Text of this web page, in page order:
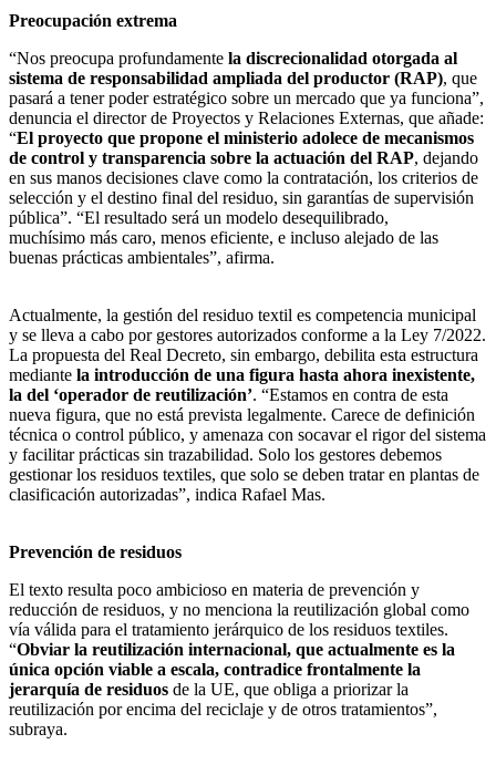
Preocupación extrema
“Nos preocupa profundamente la discrecionalidad otorgada al
sistema de responsabilidad ampliada del productor (RAP), que
pasará a tener poder estratégico sobre un mercado que ya funciona”,
denuncia el director de Proyectos y Relaciones Externas, que añade:
“El proyecto que propone el ministerio adolece de mecanismos
de control y transparencia sobre la actuación del RAP, dejando
en sus manos decisiones clave como la contratación, los criterios de
selección y el destino final del residuo, sin garantías de supervisión
pública”. “El resultado será un modelo desequilibrado,
muchísimo más caro, menos eficiente, e incluso alejado de las
buenas prácticas ambientales”, afirma.
Actualmente, la gestión del residuo textil es competencia municipal
y se lleva a cabo por gestores autorizados conforme a la Ley 7/2022.
La propuesta del Real Decreto, sin embargo, debilita esta estructura
mediante la introducción de una figura hasta ahora inexistente,
la del ‘operador de reutilización’. “Estamos en contra de esta
nueva figura, que no está prevista legalmente. Carece de definición
técnica o control público, y amenaza con socavar el rigor del sistema
y facilitar prácticas sin trazabilidad. Solo los gestores debemos
gestionar los residuos textiles, que solo se deben tratar en plantas de
clasificación autorizadas”, indica Rafael Mas.
Prevención de residuos
El texto resulta poco ambicioso en materia de prevención y
reducción de residuos, y no menciona la reutilización global como
vía válida para el tratamiento jerárquico de los residuos textiles.
“Obviar la reutilización internacional, que actualmente es la
única opción viable a escala, contradice frontalmente la
jerarquía de residuos de la UE, que obliga a priorizar la
reutilización por encima del reciclaje y de otros tratamientos”,
subraya.